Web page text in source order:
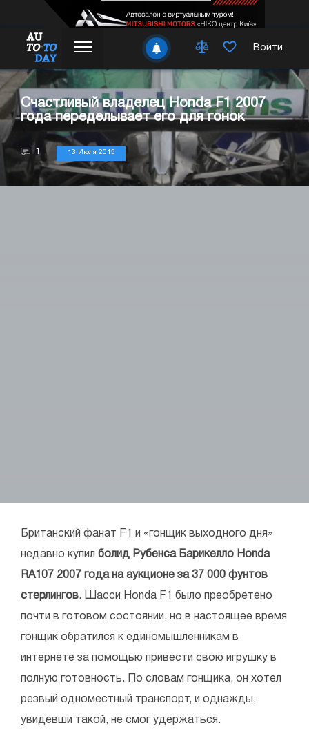
Войти
Счастливый владелец Honda F1 2007
года переделывает его для гонок
1 13 Июля 2015
Британский фанат F1 и «гонщик выходного дня»
недавно купил болид Рубенса Барикелло Honda
RA107 2007 года на аукционе за 37 000 фунтов
стерлингов. Шасси Honda F1 было преобретено
почти в готовом состоянии, но в настоящее время
гонщик обратился к единомышленникам в
интернете за помощью привести свою игрушку в
полную готовность. По словам гонщика, он хотел
резвый одноместный транспорт, и однажды,
увидевши такой, не смог удержаться.